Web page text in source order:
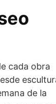
cada obra
de la